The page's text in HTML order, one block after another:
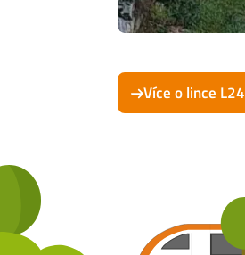
Více o lince L24